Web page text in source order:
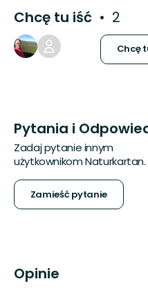
Chcę tu iść 2
Chcę
Pytania i
Zadaj pytanie innym
użytkownikom Naturkartan.
Zamieść pytanie
Opinie